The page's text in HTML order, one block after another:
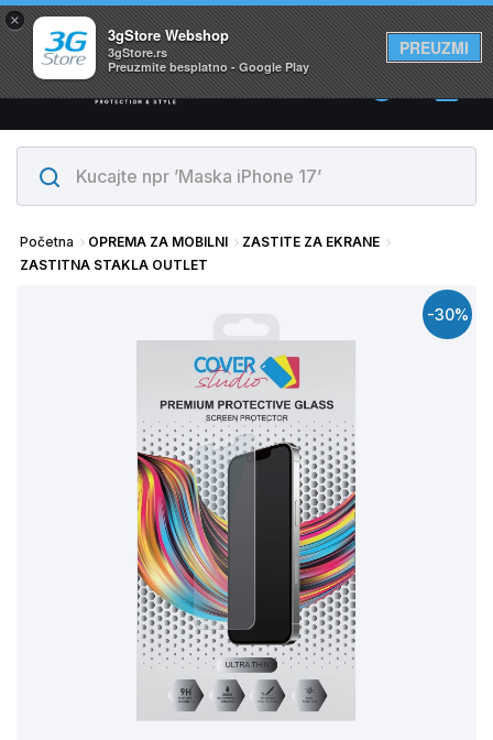
×
3gStore Webshop
3gStore.rs
Preuzmite besplatno - Google Play
PREUZMI
Svi proizvodi su na lageru. Slanje istog dana!
0
Početna OPREMA ZA MOBILNI
ZASTITE ZA EKRANE
ZASTITNA STAKLA OUTLET
-30%